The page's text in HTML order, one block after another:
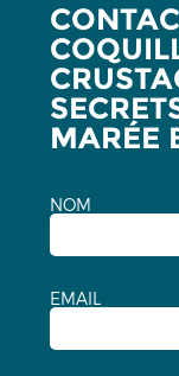
MARÉE
NOM
EMAIL